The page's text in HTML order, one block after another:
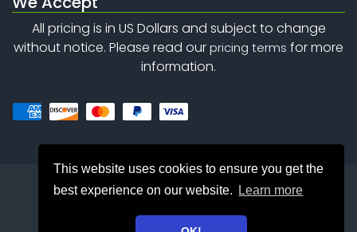
This website uses cookies to ensure you get the
best experience on our website.
Learn more
All pricing is in US Dollars and subject to change
without notice. Please read ourpricing terms for more
information.